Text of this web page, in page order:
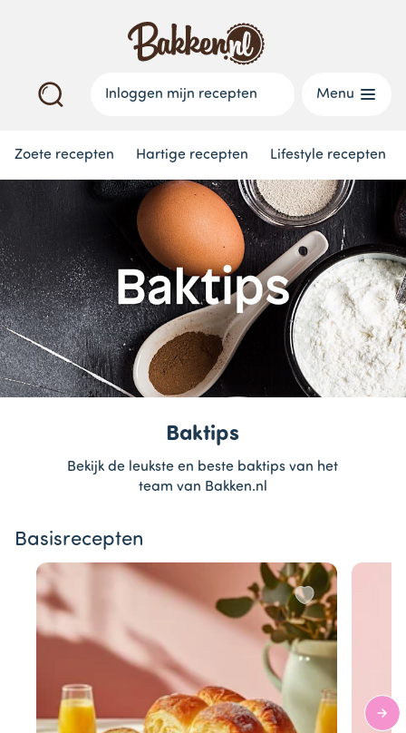
Inloggen mijn recepten Menu
Zoete recepten Hartige recepten Lifestyle recepten
Baktips
Bekijk de leukste en beste baktips van het
team van Bakken.nl
Basisrecepten